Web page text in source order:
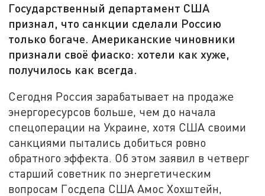
Государственный департамент США
признал, что санкции сделали Россию
только богаче. Американские чиновники
признали своё фиаско: хотели как хуже,
получилось как всегда.
Сегодня Россия зарабатывает на продаже
энергоресурсов больше, чем до начала
спецоперации на Украине, хотя США своими
санкциями пытались добиться ровно
обратного эффекта. Об этом заявил в четверг
старший советник по энергетическим
вопросам Госдепа США Амос Хохштейн,